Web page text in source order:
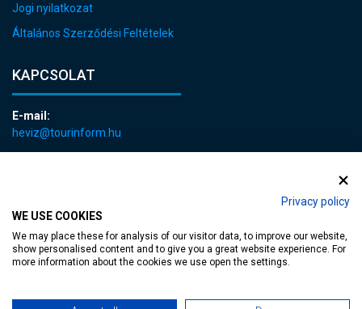
Privacy policy
WE USE COOKIES
We may place these for analysis of our visitor data, to improve our website,
show personalised content and to give you a great website experience. For
more information about the cookies we use open the settings.
Jogi nyilatkozat
Általános Szerződési Feltételek
KAPCSOLAT
E-mail:
heviz@tourinform.hu